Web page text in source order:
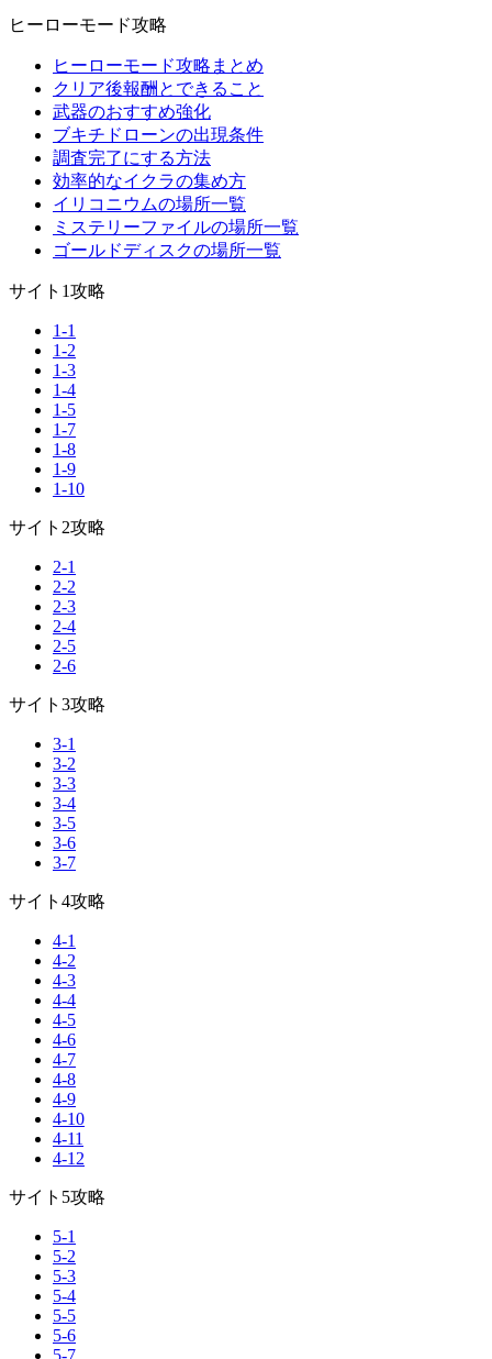
ヒーローモード攻略
ヒーローモード攻略まとめ
クリア後報酬とできること
武器のおすすめ強化
ブキチドローンの出現条件
調査完了にする方法
効率的なイクラの集め方
イリコニウムの場所一覧
ミステリーファイルの場所一覧
ゴールドディスクの場所一覧
サイト1攻略
1-1
1-2
1-3
1-4
1-5
1-7
1-8
1-9
1-10
サイト2攻略
2-1
2-2
2-3
2-4
2-5
2-6
サイト3攻略
3-1
3-2
3-3
3-4
3-5
3-6
3-7
サイト4攻略
4-1
4-2
4-3
4-4
4-5
4-6
4-7
4-8
4-9
4-10
4-11
4-12
サイト5攻略
5-1
5-2
5-3
5-4
5-5
5-6
5-7